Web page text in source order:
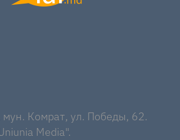
Комрат, ул. Победы, 62.
Media".